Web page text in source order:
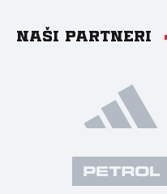
Naši partneri